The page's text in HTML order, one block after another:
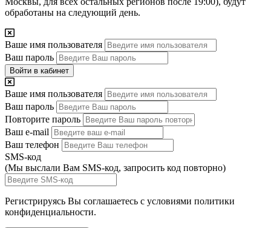
обработаны на следующий день.
Ваше имя пользователя
Ваш пароль
Войти в кабинет
Ваше имя пользователя
Ваш пароль
Повторите пароль
Ваш e-mail
Ваш телефон
SMS-код
(Мы выслали Вам SMS-код, запросить код повторно)
Регистрируясь Вы соглашаетесь с условиями политики
конфиденциальности.